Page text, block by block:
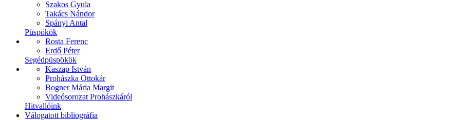
Szakos Gyula
Takács Nándor
Spányi Antal
Püspökök
Rosta Ferenc
Erdő Péter
Segédpüspökök
Kaszap István
Prohászka Ottokár
Bogner Mária Margit
Videósorozat Prohászkáról
Hitvallóink
Válogatott bibliográfia